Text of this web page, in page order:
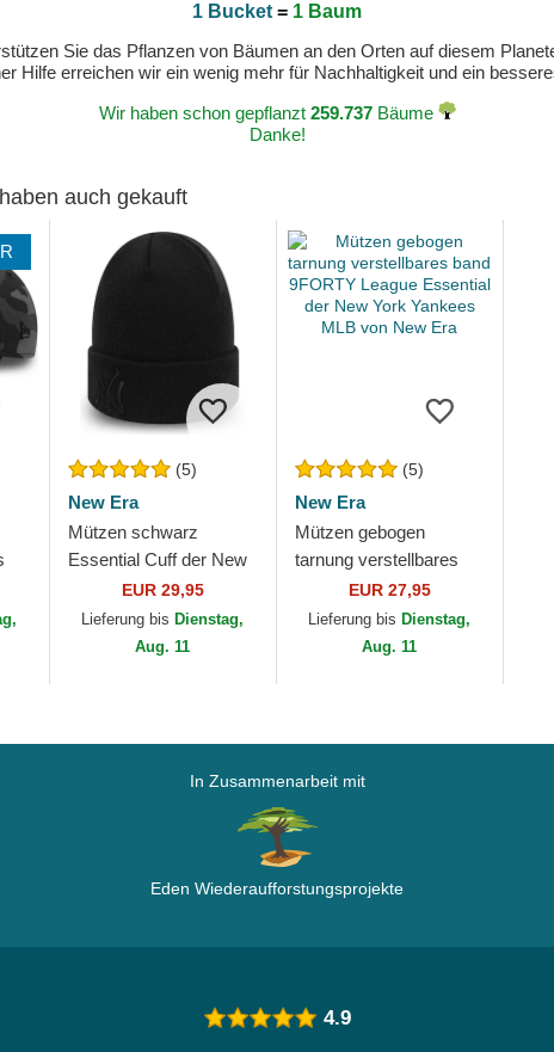
1 Bucket = 1 Baum
Sie das Pflanzen von Bäumen an den Orten auf diesem
Hilfe erreichen wir ein wenig mehr für Nachhaltigkeit und ein
Wir haben schon gepflanzt 259.737Bäume
Danke!
auch gekauft
(5)
New Era
Mützen schwarz
Essential Cuff der New
York Yankees MLB von
New Era
EUR 29,95
Lieferung bis Dienstag,
Aug. 11
(5)
New Era
Mützen gebogen
tarnung verstellbares
band 9FORTY League
Essential der New York
Yankees MLB von...
EUR 27,95
Lieferung bis Dienstag,
Aug. 11
In Zusammenarbeit mit
Eden Wiederaufforstungsprojekte
4.9